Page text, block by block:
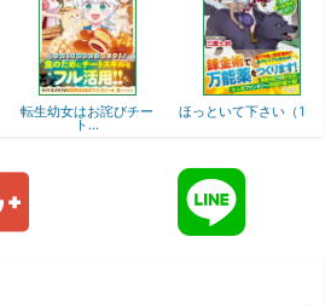
転生幼女はお詫びチー
ト...
ほっといて下さい（10...